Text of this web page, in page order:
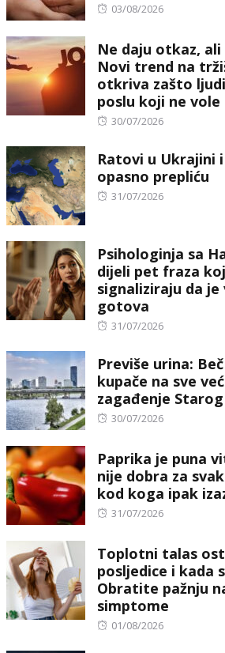
Posted
03/08/2026
Ne daju otkaz, ali
Novi trend na
otkriva zašto
poslu koji ne vole
Posted
30/07/2026
Ratovi u Ukrajini
opasno prepliću
Posted
31/07/2026
Psihologinja sa
dijeli pet fraza
signaliziraju da je
gotova
Posted
31/07/2026
Previše urina:
kupače na sve
zagađenje
Posted
30/07/2026
Paprika je puna
nije dobra za
kod koga ipak
Posted
31/07/2026
Toplotni talas
posljedice i kada
Obratite pažnju
simptome
Posted
01/08/2026